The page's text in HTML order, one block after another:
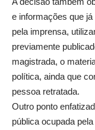
e informações que
pela imprensa,
previamente
magistrada, o
política, ainda que
pessoa retratada.
Outro ponto
pública ocupada